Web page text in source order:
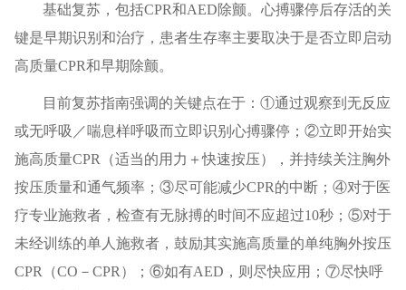
基础复苏，包括CPR和AED除颤。心搏骤停后存活的关
键是早期识别和治疗，患者生存率主要取决于是否立即启动
高质量CPR和早期除颤。
目前复苏指南强调的关键点在于：①通过观察到无反应
或无呼吸／喘息样呼吸而立即识别心搏骤停；②立即开始实
施高质量CPR（适当的用力＋快速按压），并持续关注胸外
按压质量和通气频率；③尽可能减少CPR的中断；④对于医
疗专业施救者，检查有无脉搏的时间不应超过10秒；⑤对于
未经训练的单人施救者，鼓励其实施高质量的单纯胸外按压
CPR（CO－CPR）；⑥如有AED，则尽快应用；⑦尽快呼